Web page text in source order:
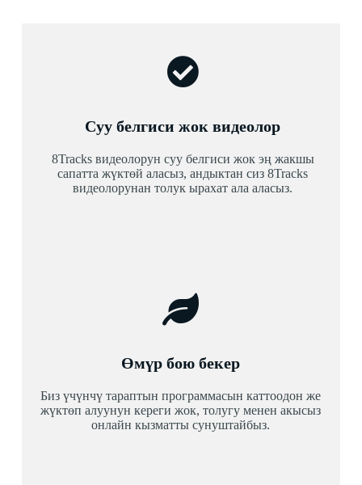
Суу белгиси жок видеолор
8Tracks видеолорун суу белгиси жок эң жакшы
сапатта жүктөй аласыз, андыктан сиз 8Tracks
видеолорунан толук ырахат ала аласыз.
Өмүр бою бекер
Биз үчүнчү тараптын программасын каттоодон же
жүктөп алуунун кереги жок, толугу менен акысыз
онлайн кызматты сунуштайбыз.